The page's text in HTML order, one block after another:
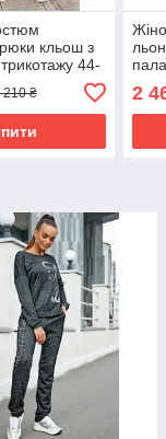
кльош з
44-
210 ₴ 2